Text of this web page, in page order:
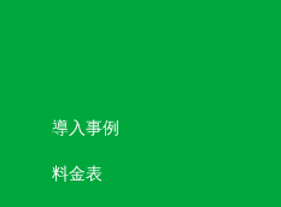
導入事例
料金表